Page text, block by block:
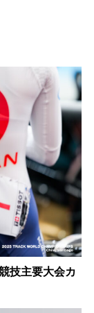
技主要大会カ